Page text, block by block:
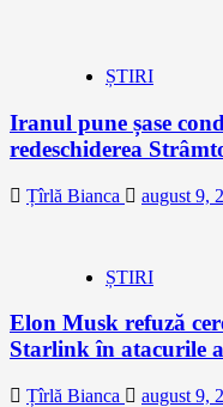
ȘTIRI
Iranul pune șase
redeschiderea
Țîrlă Bianca august 9,
ȘTIRI
Elon Musk refuză
Starlink în atacurile
Țîrlă Bianca august 9,